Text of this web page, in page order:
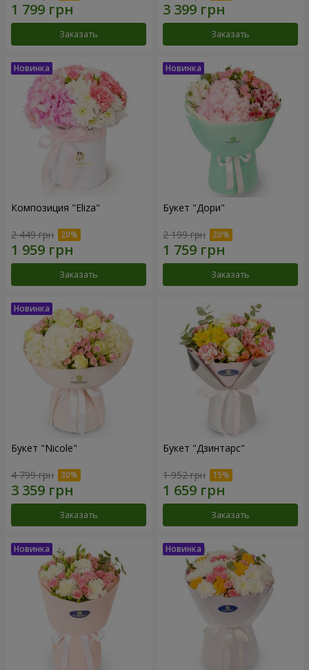
Заказать Заказать
Композиция "Eliza"
2 449 грн
Заказать
Букет "Дори"
2 199 грн
Заказать
Букет "Nicole"
4 799 грн
Заказать
Букет "Дзинтарс"
1 952 грн
Заказать